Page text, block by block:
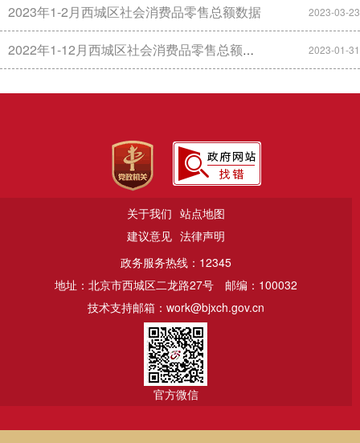
2023年1-2月西城区社会消费品零售总额数据 2023-03-23
2022年1-12月西城区社会消费品零售总额数据 2023-01-31
关于我们 站点地图
建议意见 法律声明
政务服务热线：12345
地址：北京市西城区二龙路27号
邮编：100032
技术支持邮箱：work@bjxch.gov.cn
官方微信